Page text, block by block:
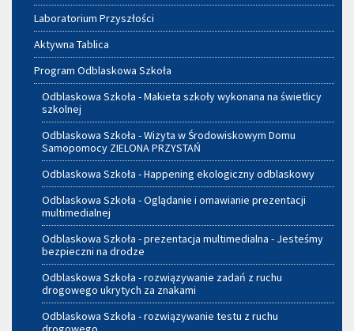
Laboratorium Przyszłości
Aktywna Tablica
Program Odblaskowa Szkoła
Odblaskowa Szkoła - Makieta szkoły wykonana na świetlicy
szkolnej
Odblaskowa Szkoła - Wizyta w Środowiskowym Domu
Samopomocy ZIELONA PRZYSTAŃ
Odblaskowa Szkoła - Happening ekologiczny odblaskowy
Odblaskowa Szkoła - Oglądanie i omawianie prezentacji
multimedialnej
Odblaskowa Szkoła - prezentacja multimedialna - Jesteśmy
bezpieczni na drodze
Odblaskowa Szkoła - rozwiązywanie zadań z ruchu
drogowego ukrytych za znakami
Odblaskowa Szkoła - rozwiązywanie testu z ruchu